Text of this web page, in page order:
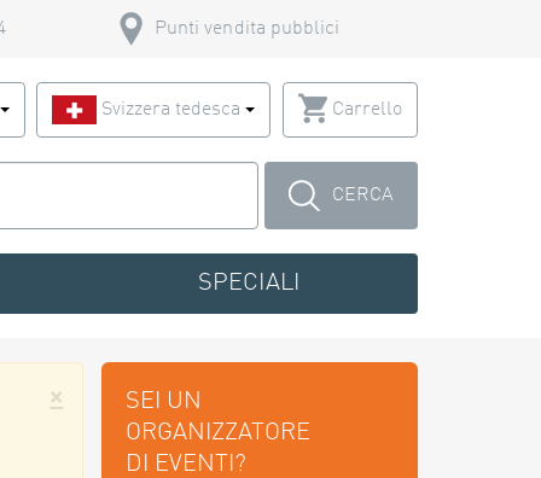
Punti vendita pubblici
Svizzera tedesca Carrello
CERCA
SPECIALI
×
SEI UN
ORGANIZZATORE
DI EVENTI?